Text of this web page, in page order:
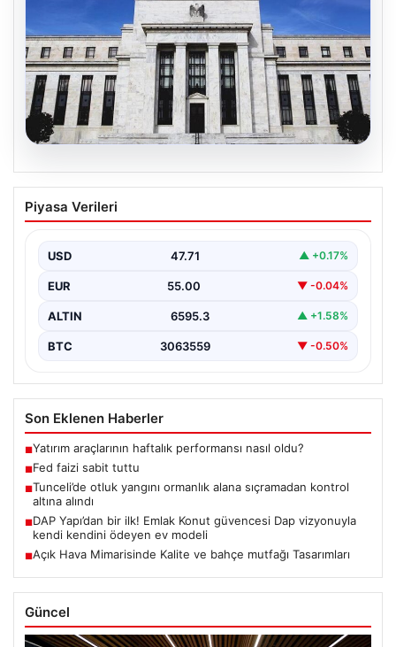
Fed faizi sabit tuttu
Piyasa Verileri
USD 47.71 ▲ +0.17%
EUR 55.00 ▼ -0.04%
ALTIN 6595.3 ▲ +1.58%
BTC 3063559 ▼ -0.50%
Son Eklenen Haberler
■Yatırım araçlarının haftalık performansı nasıl oldu?
■Fed faizi sabit tuttu
■Tunceli’de otluk yangını ormanlık alana sıçramadan kontrol
altına alındı
■DAP Yapı’dan bir ilk! Emlak Konut güvencesi Dap vizyonuyla
kendi kendini ödeyen ev modeli
■Açık Hava Mimarisinde Kalite ve bahçe mutfağı Tasarımları
Güncel